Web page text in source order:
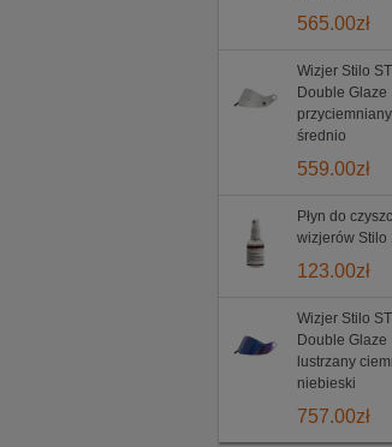
565.00zł
Wizjer Stilo
Double Glaze
przyciemniany
średnio
559.00zł
Płyn do
wizjerów Stilo
123.00zł
Wizjer Stilo
Double Glaze
lustrzany
niebieski
757.00zł